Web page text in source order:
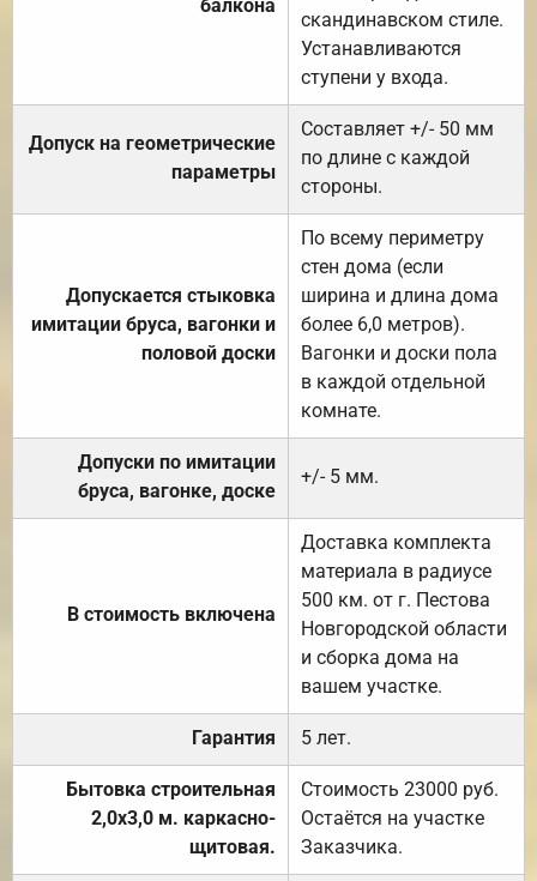
балкона
скандинавском стиле.
Устанавливаются
ступени у входа.
Допуск на геометрические
параметры
Составляет +/- 50 мм
по длине с каждой
стороны.
Допускается стыковка
имитации бруса, вагонки и
половой доски
По всему периметру
стен дома (если
ширина и длина дома
более 6,0 метров).
Вагонки и доски пола
в каждой отдельной
комнате.
Допуски по имитации
бруса, вагонке, доске
+/- 5 мм.
В стоимость включена
Доставка комплекта
материала в радиусе
500 км. от г. Пестова
Новгородской области
и сборка дома на
вашем участке.
Гарантия 5 лет.
Бытовка строительная
2,0х3,0 м. каркасно-
щитовая.
Стоимость 23000 руб.
Остаётся на участке
Заказчика.